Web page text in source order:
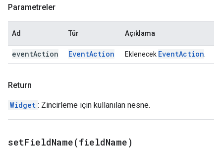
Parametreler
Ad Tür Açıklama
eventAction EventAction Eklenecek EventAction
Return
Widget : Zincirleme için kullanılan nesne.
setFieldName(fieldName)